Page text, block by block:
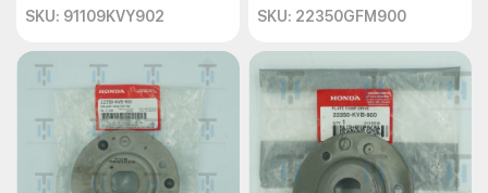
SKU: 91109KVY902
SKU: 22350GFM900